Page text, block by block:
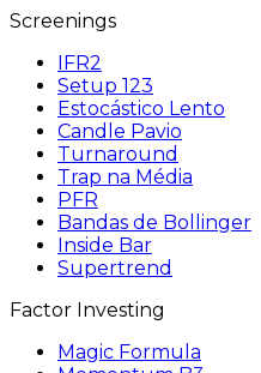
Screenings
IFR2
Setup 123
Estocástico Lento
Candle Pavio
Turnaround
Trap na Média
PFR
Bandas de Bollinger
Inside Bar
Supertrend
Factor Investing
Magic Formula